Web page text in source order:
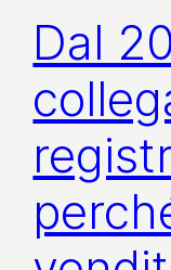
Dal